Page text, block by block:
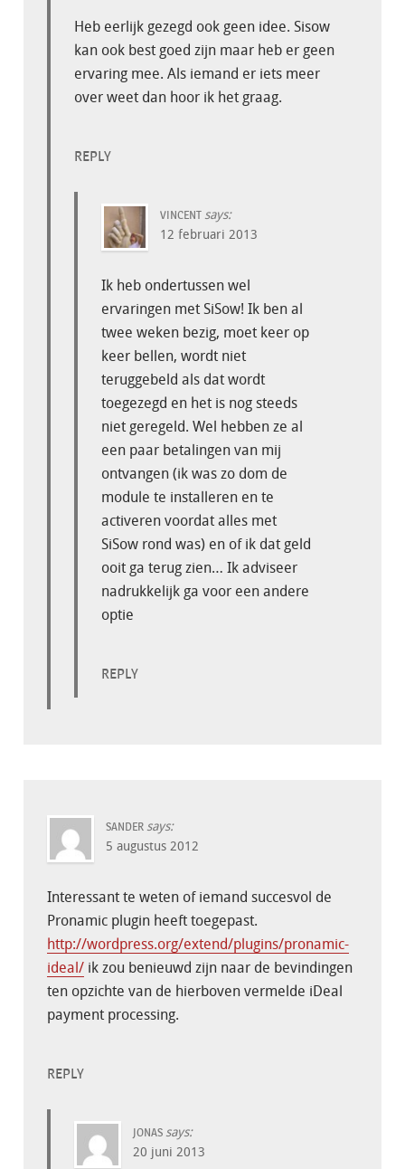
Heb eerlijk gezegd ook geen idee. Sisow
kan ook best goed zijn maar heb er geen
ervaring mee. Als iemand er iets meer
over weet dan hoor ik het graag.
REPLY
VINCENT says:
12 februari 2013
Ik heb ondertussen wel
ervaringen met SiSow! Ik ben al
twee weken bezig, moet keer op
keer bellen, wordt niet
teruggebeld als dat wordt
toegezegd en het is nog steeds
niet geregeld. Wel hebben ze al
een paar betalingen van mij
ontvangen (ik was zo dom de
module te installeren en te
activeren voordat alles met
SiSow rond was) en of ik dat geld
ooit ga terug zien… Ik adviseer
nadrukkelijk ga voor een andere
optie
REPLY
SANDER says:
5 augustus 2012
Interessant te weten of iemand succesvol de
Pronamic plugin heeft toegepast.
http://wordpress.org/extend/plugins/pronamic-
ideal/ ik zou benieuwd zijn naar de bevindingen
ten opzichte van de hierboven vermelde iDeal
payment processing.
REPLY
JONAS says:
20 juni 2013